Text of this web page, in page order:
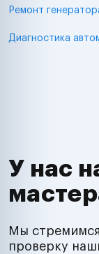
Ремонт
Диагностика
У нас
Мы
проверку